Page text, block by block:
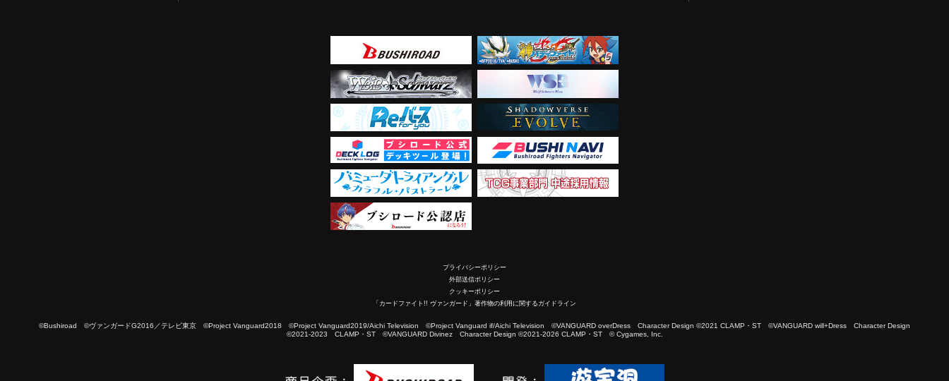
プライバシーポリシー
外部送信ポリシー
クッキーポリシー
「カードファイト!! ヴァンガード」著作物の利用に関するガイドライン
©Bushiroad ©ヴァンガードG2016／テレビ東京 ©Project Vanguard2018 ©Project Vanguard2019/Aichi Television ©Project Vanguard if/Aichi Television ©VANGUARD overDress Character Design ©2021 CLAMP・ST ©VANGUARD will+Dress Character Design
©2021-2023 CLAMP・ST ©VANGUARD Divinez Character Design ©2021-2026 CLAMP・ST © Cygames, Inc.